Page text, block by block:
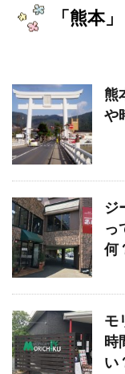
「熊本
熊
や
ジ
っ
何
モ
時
い